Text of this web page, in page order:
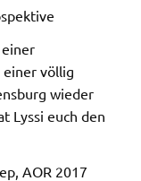
einer völlig
wieder
Lyssi euch den
AOR 2017